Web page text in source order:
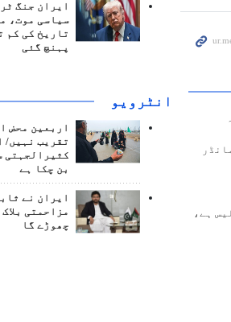
لیس ہے،
ایران جنگ
سیاسی موت،
تاریخ کی کم
پہنچ گئی
انٹرويو
اربعین محض
تقریب نہیں/
کثیرالجہتی
بن چکا ہے
ایران نے
مزاحمتی
چھوڑے گا